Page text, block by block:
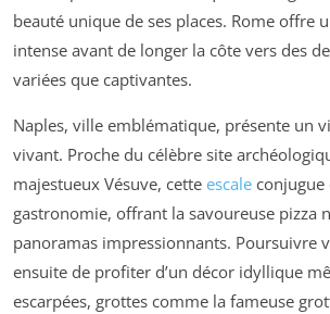
beauté unique de ses places. Rome offre
intense avant de longer la côte vers des
variées que captivantes.
Naples, ville emblématique, présente un
vivant. Proche du célèbre site
majestueux Vésuve, cette escale conjugue
gastronomie, offrant la savoureuse pizza
panoramas impressionnants. Poursuivre
ensuite de profiter d’un décor idyllique
escarpées, grottes comme la fameuse